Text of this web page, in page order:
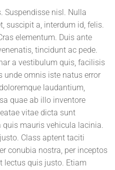
Suspendisse nisl. Nulla
suscipit a, interdum id, felis.
elementum. Duis ante
tincidunt ac pede.
a vestibulum quis, facilisis
unde omnis iste natus error
laudantium,
quae ab illo inventore
vitae dicta sunt
quis mauris vehicula lacinia.
Class aptent taciti
conubia nostra, per inceptos
lectus quis justo. Etiam